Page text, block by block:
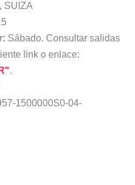
SUIZA
Sábado. Consultar salidas
link o enlace:
.
1500000S0-04-